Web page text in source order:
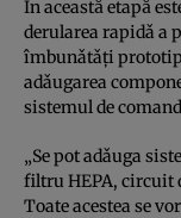
În această etapă
derularea rapidǎ a
îmbunǎtǎţi
adǎugarea
sistemul de
„Se pot adǎuga
filtru HEPA, circuit
Toate acestea se